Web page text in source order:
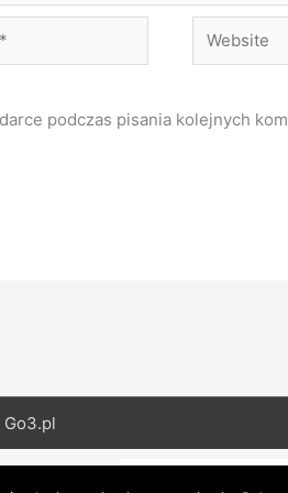
Website
podczas pisania kolejnych
Go3.pl